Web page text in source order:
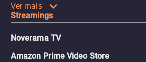
Ver mais
Streamings
Noverama TV
Amazon Prime Video Store